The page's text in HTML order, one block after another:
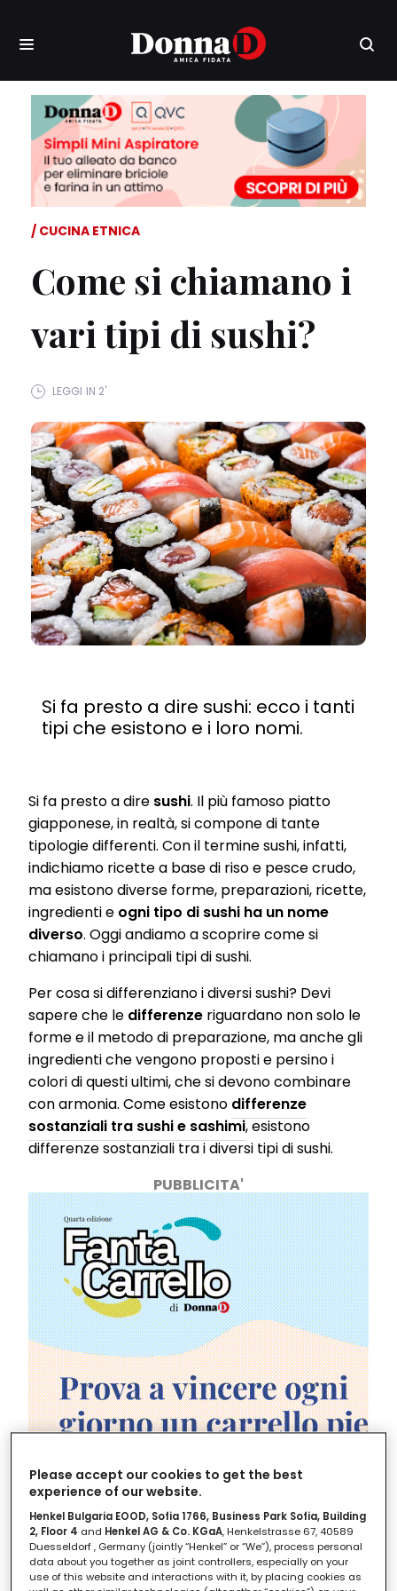
CUCINA ETNICA
Come si chiamano i
vari tipi di sushi?
LEGGI IN 2'
Si fa presto a dire sushi: ecco i tanti
tipi che esistono e i loro nomi.
Si fa presto a dire sushi. Il più famoso piatto
giapponese, in realtà, si compone di tante
tipologie differenti. Con il termine sushi, infatti,
indichiamo ricette a base di riso e pesce crudo,
ma esistono diverse forme, preparazioni, ricette,
ingredienti e ogni tipo di sushi ha un nome
diverso. Oggi andiamo a scoprire come si
chiamano i principali tipi di sushi.
Per cosa si differenziano i diversi sushi? Devi
sapere che le differenze riguardano non solo le
forme e il metodo di preparazione, ma anche gli
ingredienti che vengono proposti e persino i
colori di questi ultimi, che si devono combinare
con armonia. Come esistono differenze
sostanziali tra sushi e sashimi, esistono
differenze sostanziali tra i diversi tipi di sushi.
PUBBLICITA'
I più famositipi di sushiche tutti conosciamo e
ordiniamo al ristorante giapponese, con il take
Please accept our cookies to get the best
experience of our website.
Henkel Bulgaria EOOD, Sofia 1766, Business Park Sofia, Building
2, Floor 4 and Henkel AG & Co. KGaA, Henkelstrasse 67, 40589
Duesseldorf , Germany (jointly “Henkel” or “We”), process personal
data about you together as joint controllers, especially on your
use of this website and interactions with it, by placing cookies as